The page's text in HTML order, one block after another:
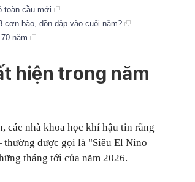
toàn cầu mới
cơn bão, dồn dập vào cuối năm?
năm
hiện trong năm
các nhà khoa học khí hậu tin rằng
được gọi là "Siêu El Nino
tháng tới của năm 2026.